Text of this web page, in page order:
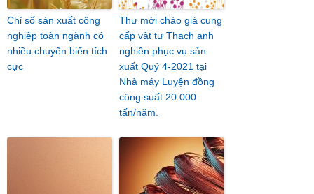
Chỉ số sản xuất công
nghiệp toàn ngành có
nhiều chuyển biến tích
cực
Thư mời chào giá cung
cấp vật tư Thạch anh
nghiền phục vụ sản
xuất Quý 4-2021 tại
Nhà máy Luyện đồng
công suất 20.000
tấn/năm.